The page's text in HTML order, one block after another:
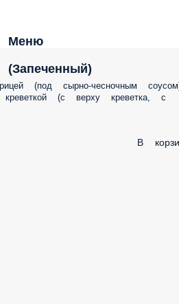
Меню
(под сырно-чесночным
(с верху креветка, с
В